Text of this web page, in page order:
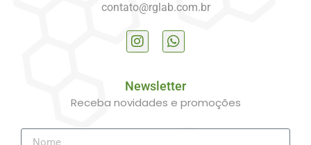
contato@rglab.com.br
Newsletter
Receba novidades e promoções